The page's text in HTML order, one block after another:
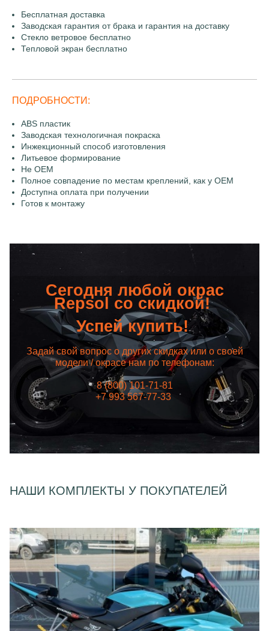
Бесплатная доставка
Заводская гарантия от брака и гарантия на доставку
Стекло ветровое бесплатно
Тепловой экран бесплатно
ПОДРОБНОСТИ:
ABS пластик
Заводская технологичная покраска
Инжекционный способ изготовления
Литьевое формирование
Не OEM
Полное совпадение по местам креплений, как у OEM
Доступна оплата при получении
Готов к монтажу
Сегодня любой окрас
Repsol со скидкой!
Успей купить!
Задай свой вопрос о других скидках или о своей
модели / окрасе нам по телефонам:
8 (800) 101-71-81
+7 993 567-77-33
НАШИ КОМПЛЕКТЫ У ПОКУПАТЕЛЕЙ